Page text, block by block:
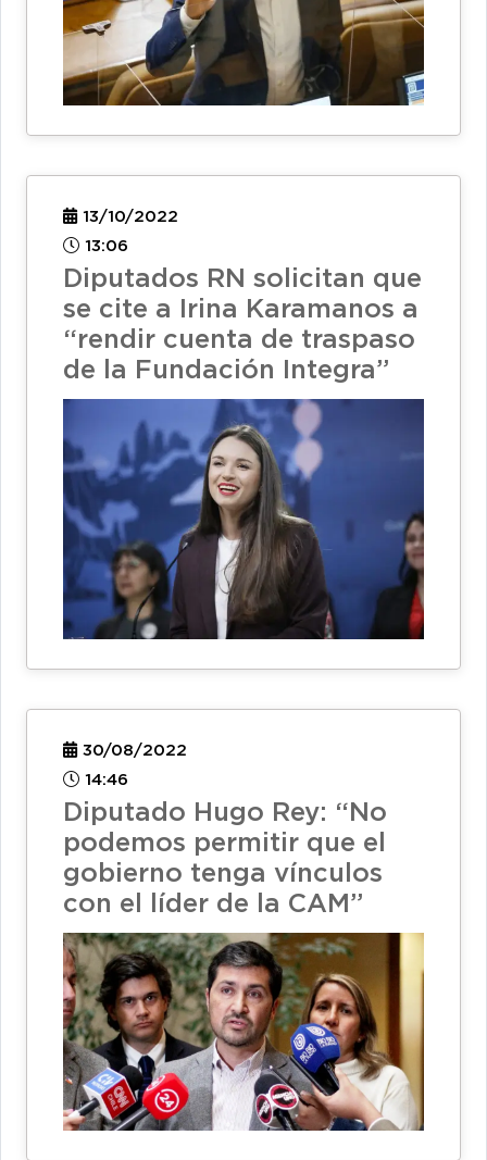
13/10/2022
13:06
Diputados RN solicitan que
se cite a Irina Karamanos a
“rendir cuenta de traspaso
de la Fundación Integra”
30/08/2022
14:46
Diputado Hugo Rey: “No
podemos permitir que el
gobierno tenga vínculos
con el líder de la CAM”